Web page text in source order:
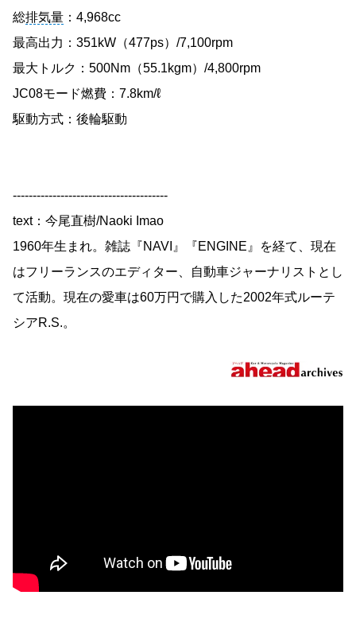
総排気量 ：4,968cc
最高出力：351kW（477ps）/7,100rpm
最大トルク：500Nm（55.1kgm）/4,800rpm
JC08モード燃費：7.8km/ℓ
駆動方式：後輪駆動
---------------------------------------
text：今尾直樹/Naoki Imao
1960年生まれ。雑誌『NAVI』『ENGINE』を経て、現在
はフリーランスのエディター、自動車ジャーナリストとし
て活動。現在の愛車は60万円で購入した2002年式ルーテ
シアR.S.。